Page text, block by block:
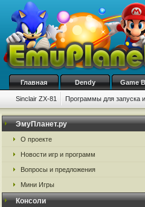
Главная Dendy Game
Sinclair ZX-81 Программы для запуска
ЭмуПланет.ру
О проекте
Новости игр и программ
Вопросы и предложения
Мини Игры
Консоли